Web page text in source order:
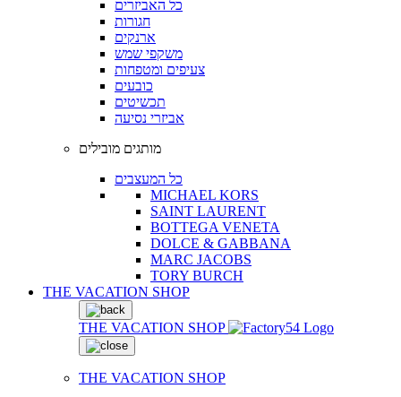
כל האביזרים
חגורות
ארנקים
משקפי שמש
צעיפים ומטפחות
כובעים
תכשיטים
אביזרי נסיעה
מותגים מובילים
כל המעצבים
MICHAEL KORS
SAINT LAURENT
BOTTEGA VENETA
DOLCE & GABBANA
MARC JACOBS
TORY BURCH
THE VACATION SHOP
THE VACATION SHOP
THE VACATION SHOP